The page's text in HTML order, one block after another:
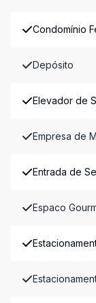
Condomínio
Depósito
Elevador de
Empresa de
Entrada de
Espaco